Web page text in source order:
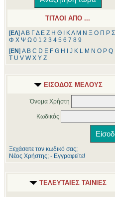
ΤΙΤΛΟΙ ΑΠΟ ...
[ΕΛ] Α Β ΓΔ Ε Ζ Η Θ ΚΛ Μ Ν Ξ Ο Π Ρ Σ
Φ Χ Ψ Ω 0 1 2 3 4 5 6 7 8 9
[ΕΝ] A B C D E F G H J K L M N O P Q
T U V W X Y Z
ΕΙΣΟΔΟΣ ΜΕΛΟΥΣ
Όνομα Χρήστη
Κωδικός
Ξεχάσατε τον κωδικό σας;
Νέος Χρήστης; - Εγγραφείτε!
ΤΕΛΕΥΤΑΙΕΣ ΤΑΙΝΙΕΣ